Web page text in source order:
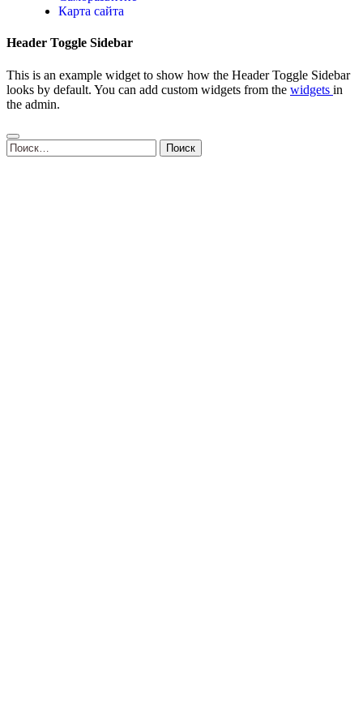
Карта сайта
Header Toggle Sidebar
This is an example widget to show how the Header Toggle Sidebar
looks by default. You can add custom widgets from the widgets in
the admin.
Найти: